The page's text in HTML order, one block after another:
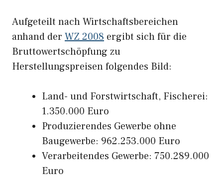
Aufgeteilt nach Wirtschaftsbereichen
anhand der WZ 2008 ergibt sich für die
Bruttowertschöpfung zu
Herstellungspreisen folgendes Bild:
Land- und Forstwirtschaft, Fischerei:
1.350.000 Euro
Produzierendes Gewerbe ohne
Baugewerbe: 962.253.000 Euro
Verarbeitendes Gewerbe: 750.289.000
Euro